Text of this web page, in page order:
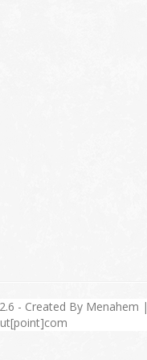
- Created By Menahem |